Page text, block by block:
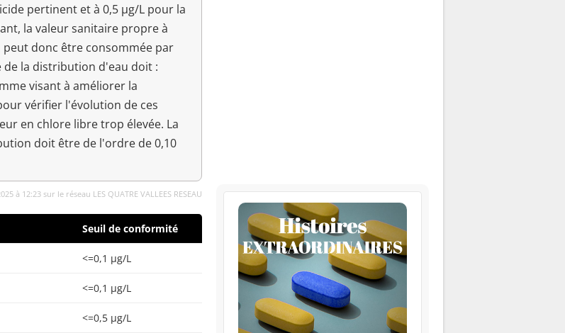
pertinent et à 0,5 µg/L pour la
la valeur sanitaire propre à
peut donc être consommée par
la distribution d'eau doit :
visant à améliorer la
vérifier l'évolution de ces
en chlore libre trop élevée. La
doit être de l'ordre de 0,10
à 12:23 sur le réseau LES QUATRE VALLEES RESEAU
Seuil de conformité
<=0,1 µg/L
<=0,1 µg/L
<=0,5 µg/L